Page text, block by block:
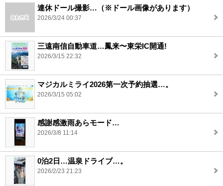
連休ドール撮影…（※ドール画像があります）
2026/3/24 00:37
三遠南信自動車道…鳳来〜東栄IC開通!
2026/3/15 22:32
マジカルミライ2026第一次予約抽選…。
2026/3/15 05:02
感謝感激雨あらモード…
2026/3/8 11:14
0泊2日…温泉ドライブ…。
2026/2/23 21:23